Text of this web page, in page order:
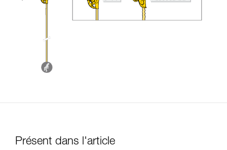
Présent dans l'article